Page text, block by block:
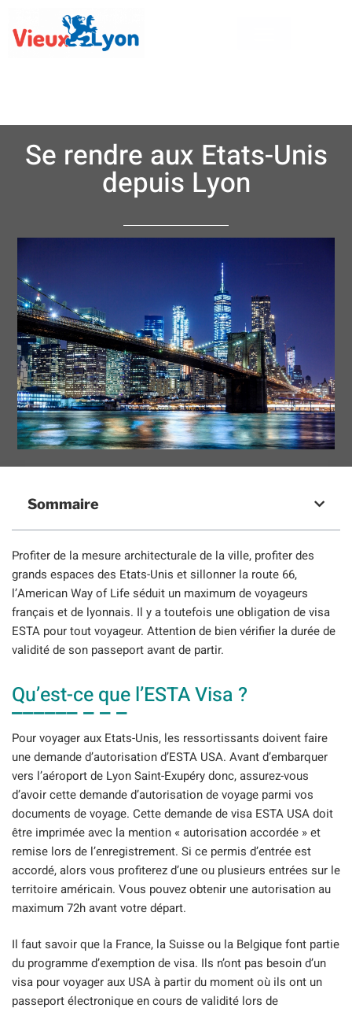
Se rendre aux Etats-Unis
depuis Lyon
Sommaire
Profiter de la mesure architecturale de la ville, profiter des
grands espaces des Etats-Unis et sillonner la route 66,
l’American Way of Life séduit un maximum de voyageurs
français et de lyonnais. Il y a toutefois une obligation de visa
ESTA pour tout voyageur. Attention de bien vérifier la durée de
validité de son passeport avant de partir.
Qu’est-ce que l’ESTA Visa ?
Pour voyager aux Etats-Unis, les ressortissants doivent faire
une demande d’autorisation d’ESTA USA. Avant d’embarquer
vers l’aéroport de Lyon Saint-Exupéry donc, assurez-vous
d’avoir cette demande d’autorisation de voyage parmi vos
documents de voyage. Cette demande de visa ESTA USA doit
être imprimée avec la mention « autorisation accordée » et
remise lors de l’enregistrement. Si ce permis d’entrée est
accordé, alors vous profiterez d’une ou plusieurs entrées sur le
territoire américain. Vous pouvez obtenir une autorisation au
maximum 72h avant votre départ.
Il faut savoir que la France, la Suisse ou la Belgique font partie
du programme d’exemption de visa. Ils n’ont pas besoin d’un
visa pour voyager aux USA à partir du moment où ils ont un
passeport électronique en cours de validité lors de